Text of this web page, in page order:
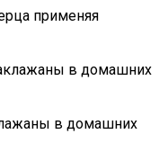
применяя
в домашних